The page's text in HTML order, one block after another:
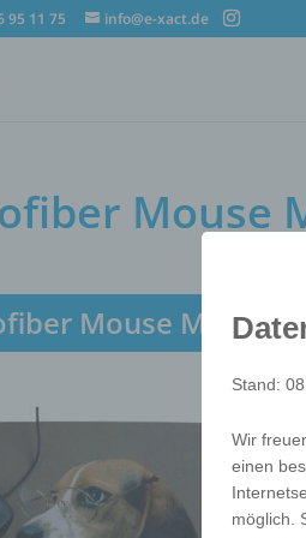
95 11 75 info@e-xact.de
Mouse
Mouse Mat
Stand:
Wir
einen
möglich.